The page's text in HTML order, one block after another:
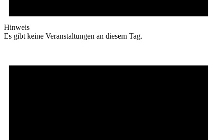
Hinweis
Es gibt keine Veranstaltungen an diesem Tag.